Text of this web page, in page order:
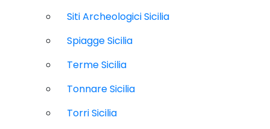
Siti Archeologici Sicilia
Spiagge Sicilia
Terme Sicilia
Tonnare Sicilia
Torri Sicilia